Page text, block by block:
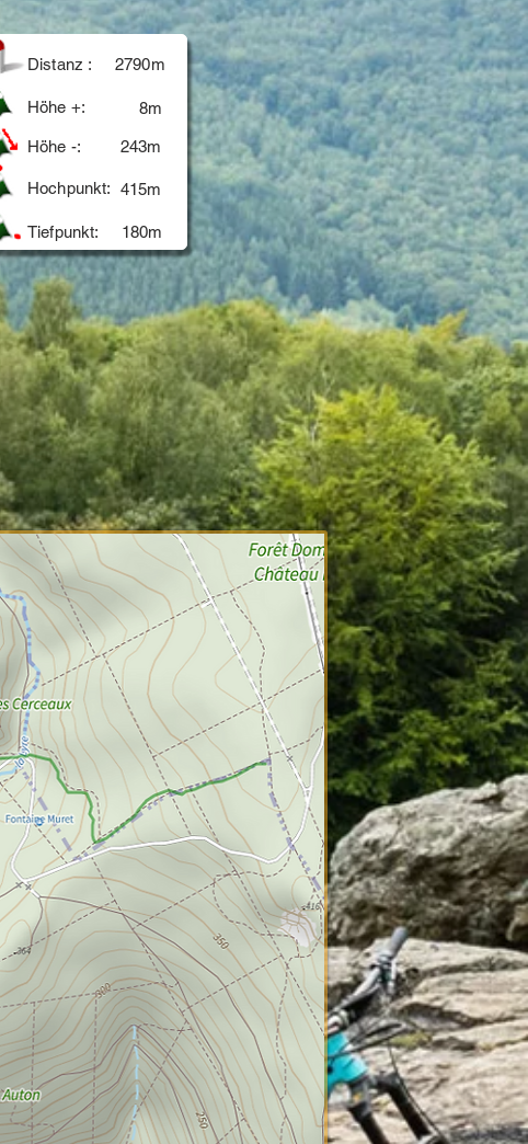
2790m
8m
Distanz :
Höhe +:
Höhe -: 243m
Hochpunkt: 415m
Tiefpunkt: 180m